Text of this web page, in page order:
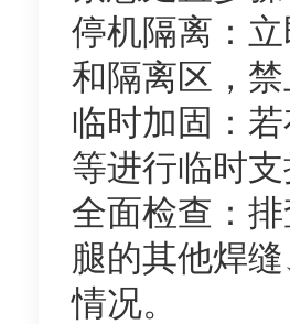
停机隔离：
和隔离区，
临时加固：
等进行临时
全面检查：
腿的其他焊
情况。